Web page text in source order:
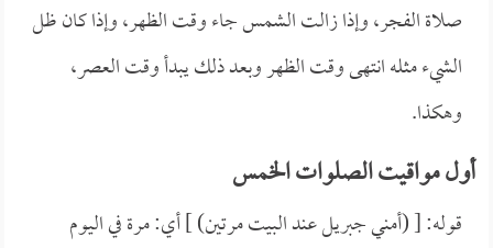
صلاة الفجر، وإذا زالت الشمس جاء وقت الظهر، وإذا كان ظل
الشيء مثله انتهى وقت الظهر وبعد ذلك يبدأ وقت العصر،
وهكذا.
أول مواقيت الصلوات الخمس
قوله: [ (أمني جبريل عند البيت مرتين) ] أي: مرة في اليوم